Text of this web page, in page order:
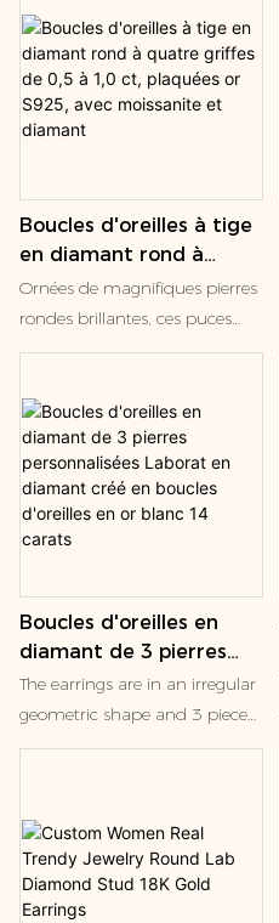
diamants brillants, sertis sur
platine. Expression délicate du
motif Tournesol emblématique
de Harry Winston, elles
apportent douceur et éclat aux
Boucles d'oreilles à tige
en diamant rond à
quatre griffes de 0,5 à
1,0 ct, plaquées or S925,
Ornées de magnifiques pierres
rondes brillantes, ces puces
d'oreilles Martini à quatre
Elles apportent une touche
d'élégance à toutes vos tenues,
grâce à leurs fermoirs à friction
assurant une sécurité
optimale.
Boucles d'oreilles en
diamant de 3 pierres
personnalisées Laborat
en diamant créé en
The earrings are in an irregular
geometric shape and 3 piece
princess cut lab grown
can add elegance to the
wearer. These geometric and
jewel-studded stud earrings